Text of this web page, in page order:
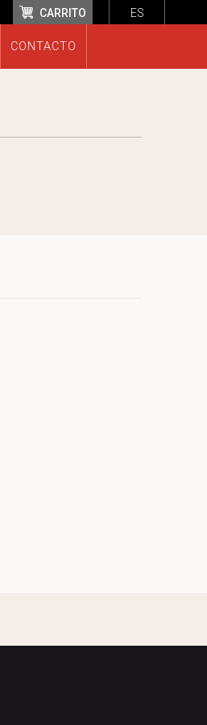
ES
CARRITO
CONTACTO